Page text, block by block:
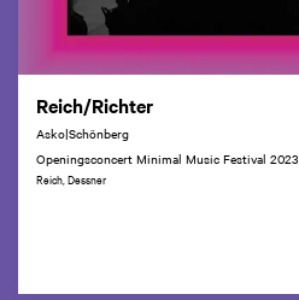
Reich/Richter
Asko|Schönberg
Openingsconcert Minimal Music Festival 2023
Reich, Dessner